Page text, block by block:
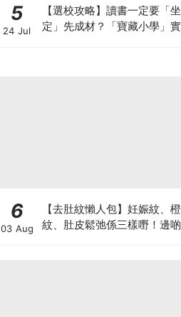
5
24 Jul
【選校攻略】讀書一定要「
定」先成材？「寶藏小學」
6
03 Aug
【去肚紋懶人包】妊娠紋、
紋、肚皮鬆弛係三樣嘢！邊